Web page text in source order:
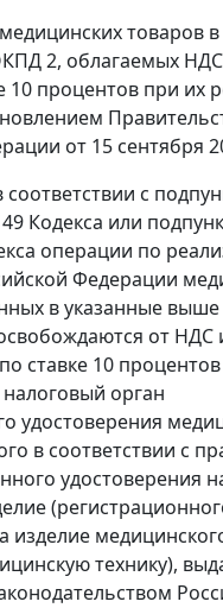
товаров в
2, облагаемых
10 процентов при их
от 15 сентября
с
Кодекса или
операции по
Федерации
в указанные
от НДС
ставке 10
орган
удостоверения
в соответствии с
удостоверения
изделие
технику),